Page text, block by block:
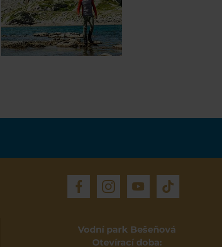
Vodní park Bešeňová
Otevírací doba: